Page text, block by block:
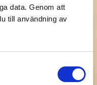
data. Genom att
till användning av